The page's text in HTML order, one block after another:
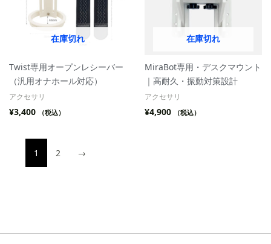
在庫切れ
Twist専用オープンレシーバー
（汎用オナホール対応）
アクセサリ
¥3,400 （税込）
在庫切れ
MiraBot専用・デスクマウント
｜高耐久・振動対策設計
アクセサリ
¥4,900 （税込）
1 2 →